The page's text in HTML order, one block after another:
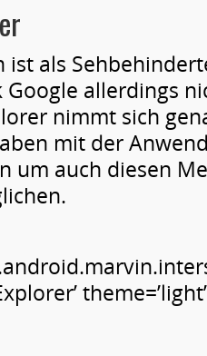
ist als
allerdings
nimmt sich
mit der
um auch diesen